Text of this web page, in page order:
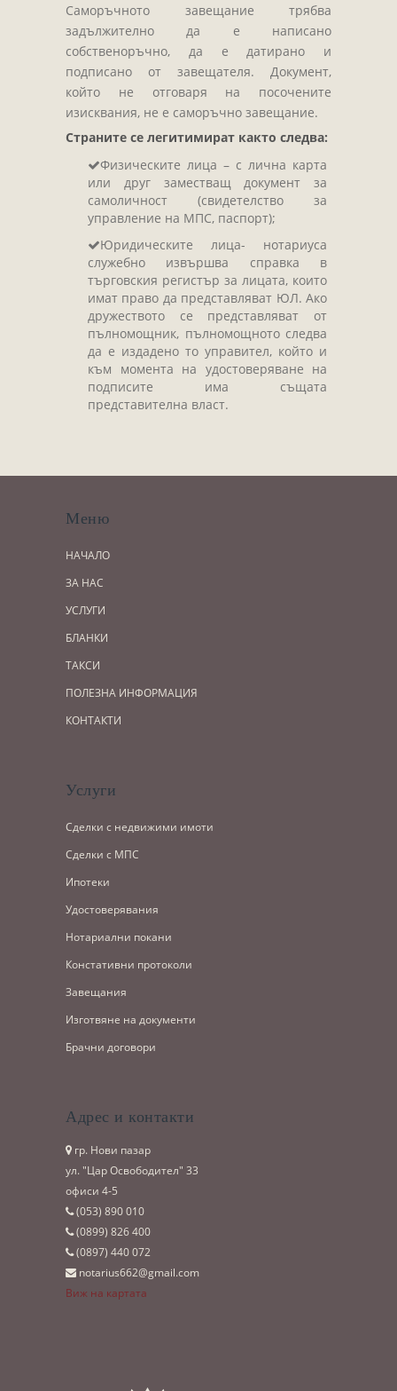
Саморъчното завещание трябва
задължително да е написано
собственоръчно, да е датирано и
подписано от завещателя. Документ,
който не отговаря на посочените
изисквания, не е саморъчно завещание.
Страните се легитимират както следва:
Физическите лица – с лична карта
или друг заместващ документ за
самоличност (свидетелство за
управление на МПС, паспорт);
Юридическите лица- нотариуса
служебно извършва справка в
търговския регистър за лицата, които
имат право да представляват ЮЛ. Ако
дружеството се представляват от
пълномощник, пълномощното следва
да е издадено то управител, който и
към момента на удостоверяване на
подписите има същата
представителна власт.
Меню
НАЧАЛО
ЗА НАС
УСЛУГИ
БЛАНКИ
ТАКСИ
ПОЛЕЗНА ИНФОРМАЦИЯ
КОНТАКТИ
Услуги
Сделки с недвижими имоти
Сделки с МПС
Ипотеки
Удостоверявания
Нотариални покани
Констативни протоколи
Завещания
Изготвяне на документи
Брачни договори
Адрес и контакти
гр. Нови пазар
ул. "Цар Освободител" 33
офиси 4-5
(053)­ 890 010
(0899)­ 826 400
(0897)­ 440 072
notarius662@gmail.com
Виж на картата